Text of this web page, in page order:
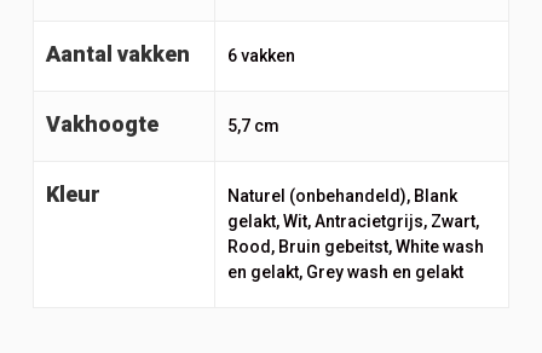
Aantal vakken 6 vakken
Vakhoogte 5,7 cm
Kleur
Naturel (onbehandeld), Blank
gelakt, Wit, Antracietgrijs, Zwart,
Rood, Bruin gebeitst, White wash
en gelakt, Grey wash en gelakt